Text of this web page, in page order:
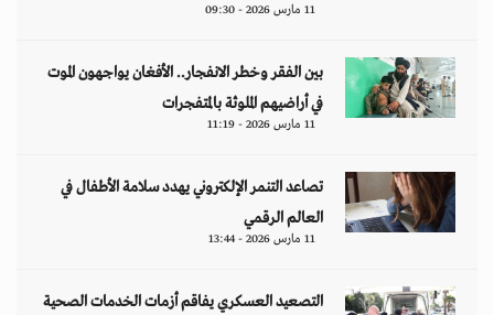
11 مارس 2026 - 09:30
بين الفقر وخطر الانفجار.. الأفغان يواجهون الموت
في أراضيهم الملوثة بالمتفجرات
11 مارس 2026 - 11:19
تصاعد التنمر الإلكتروني يهدد سلامة الأطفال في
العالم الرقمي
11 مارس 2026 - 13:44
التصعيد العسكري يفاقم أزمات الخدمات الصحية